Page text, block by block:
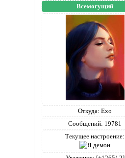
Всемогущий
Откуда: Ехо
Сообщений: 19781
Текущее настроение: